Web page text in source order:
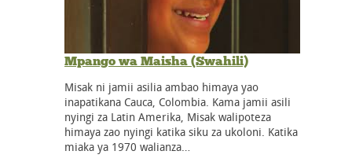
Mpango wa Maisha (Swahili)
Misak ni jamii asilia ambao himaya yao
inapatikana Cauca, Colombia. Kama jamii asili
nyingi za Latin Amerika, Misak walipoteza
himaya zao nyingi katika siku za ukoloni. Katika
miaka ya 1970 walianza…